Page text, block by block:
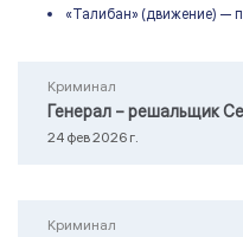
«Талибан» (движение) —
Криминал
Генерал – решальщик
24 фев 2026 г.
Криминал